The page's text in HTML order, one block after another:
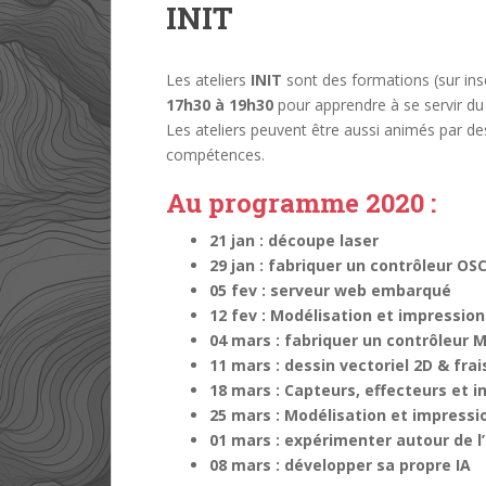
INIT
Les ateliers INIT sont des formations (sur
17h30 à 19h30 pour apprendre à se servir
Les ateliers peuvent être aussi animés par
compétences.
Au programme 2020 :
21 jan : découpe laser
29 jan : fabriquer un contrôleur
05 fev : serveur web embarqué
12 fev : Modélisation et impression
04 mars : fabriquer un contrôleur
11 mars : dessin vectoriel 2D &
18 mars : Capteurs, effecteurs et
25 mars : Modélisation et
01 mars : expérimenter autour de
08 mars : développer sa propre IA